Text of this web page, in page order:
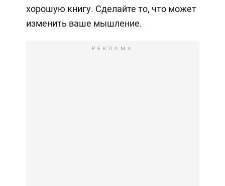
хорошую книгу. Сделайте то, что может
изменить ваше мышление.
РЕКЛАМА